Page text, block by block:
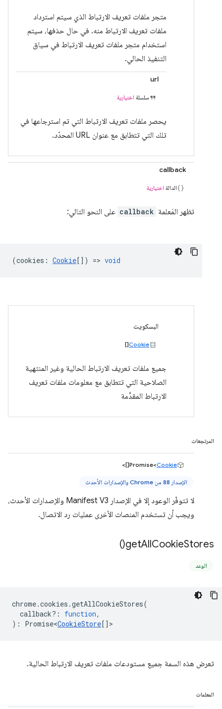
متجر ملفات تعريف الارتباط الذي سيتم استرداد
ملفات تعريف الارتباط منه. في حال حذفها، سيتم
استخدام متجر ملفات تعريف الارتباط في سياق
التنفيذ الحالي.
url
سلسلة اختيارية
يحصر ملفات تعريف الارتباط التي تم استرجاعها في
تلك التي تتطابق مع عنوان URL المحدّد.
callback
الدالة اختيارية
تظهر المَعلمة callback على النحو التالي:
(cookies : Cookie[]) => void
البسكويت
Cookie
[]
جميع ملفات تعريف الارتباط الحالية وغير المنتهية
الصلاحية التي تتطابق مع معلومات ملفات تعريف
الارتباط المقدَّمة
المرتجعات
Promise<Cookie
[]>
الإصدار 88 من Chrome والإصدارات الأحدث
لا تتوفّر الوعود إلا في الإصدار Manifest V3 والإصدارات الأحدث،
ويجب أن تستخدم المنصات الأخرى عمليات رد الاتصال.
getAllCookieStores(
)
الوعد
chrome.cookies .getAllCookieStores(
callback? : function,
) : Promise<CookieStore[] >
تعرض هذه السمة جميع مستودعات ملفات تعريف الارتباط الحالية.
المعلمات